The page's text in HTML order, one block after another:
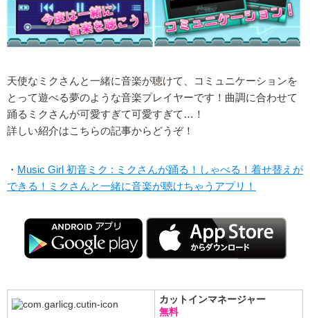
天使なミクさんと一緒に音楽が聴けて、コミュニケーションを
とって遊べる夢のような音楽プレイヤーです！曲調に合わせて
踊るミクさんが可愛すぎて可愛すぎて…！
詳しい紹介はこちらの記事からどうぞ！
・ Music Girl 初音ミク : ミクさんが踊る！しゃべる！着せ替えが
できる！ミクさんと一緒に音楽が聴けちゃうアプリ！
カットインマネージャー
無料